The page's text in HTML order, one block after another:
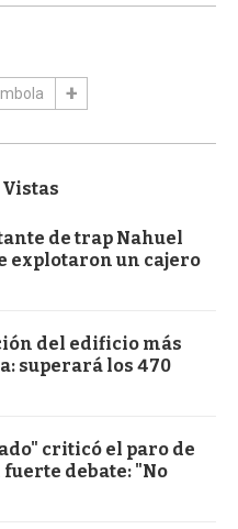
Vistas
de trap Nahuel
explotaron un cajero
del edificio más
superará los 470
criticó el paro de
debate: "No